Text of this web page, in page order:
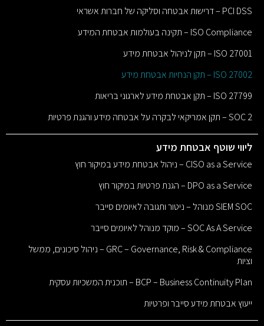
PCI DSS – דרישות אבטחה וסליקה של חברות אשראי
ISO Compliance – תקינה בעולמות אבטחת המידע
ISO 27001 – תקן לניהול אבטחת מידע
ISO 27002 – תקן הנחיות אבטחת מידע
ISO 27799 – תקן אבטחת מידע לארגוני בריאות
SOC 2 – תקן אמריקאי לבקרה על אבטחה מידע והגנת פרטיות
ליווי שוטף אבטחת מידע
CISO as a Service – ניהול אבטחת מידע במיקור חוץ
DPO as a Service – הגנת פרטיות במיקור חוץ
SIEM SOC מנוהל – ניטור ותגובה לאיומים סייבר
SOC As A Service – מוקד מנוהל לאיומים סייבר
GRC – Governance, Risk & Compliance – ניהול סיכונים, ממשל
וציות
BCP – Business Continuity Plan – תוכנית המשכיות עסקית
ייעוץ אבטחת מידע סייבר ופרטיות